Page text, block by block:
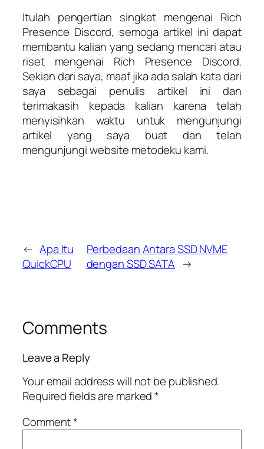
Itulah pengertian singkat mengenai Rich
Presence Discord, semoga artikel ini dapat
membantu kalian yang sedang mencari atau
riset mengenai Rich Presence Discord.
Sekian dari saya, maaf jika ada salah kata dari
saya sebagai penulis artikel ini dan
terimakasih kepada kalian karena telah
menyisihkan waktu untuk mengunjungi
artikel yang saya buat dan telah
mengunjungi website metodeku kami.
← Apa Itu
QuickCPU
Perbedaan Antara SSD NVME
dengan SSD SATA →
Comments
Leave a Reply
Your email address will not be published.
Required fields are marked*
Comment*